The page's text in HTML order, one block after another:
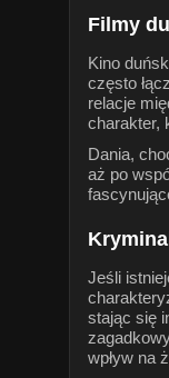
Filmy
Kino
często
relacje
charakter,
Dania,
aż po
Jeśli
stając się
wpływ na